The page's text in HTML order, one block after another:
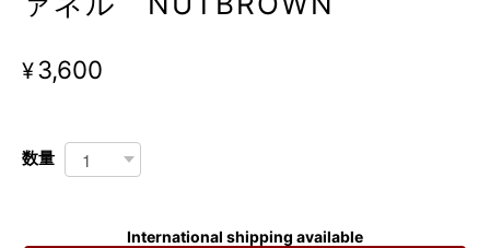
¥3,600
数量
International shipping available